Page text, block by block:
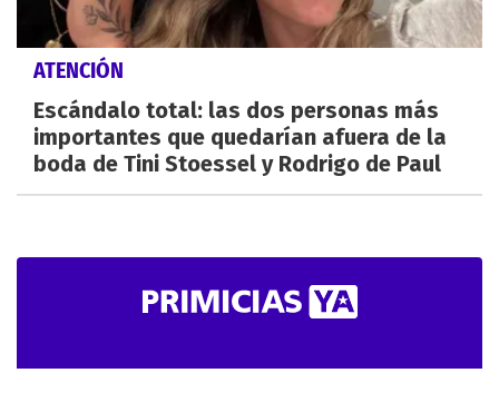
ATENCIÓN
Escándalo total: las dos personas más
importantes que quedarían afuera de la
boda de Tini Stoessel y Rodrigo de Paul